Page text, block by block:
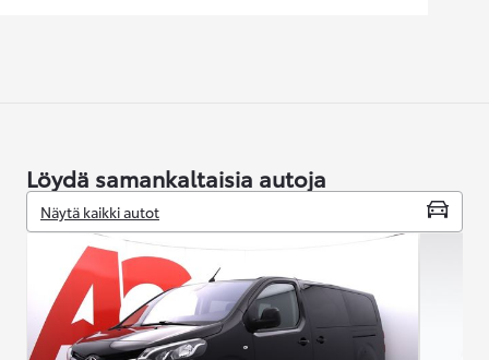
Löydä samankaltaisia autoja
Näytä kaikki autot